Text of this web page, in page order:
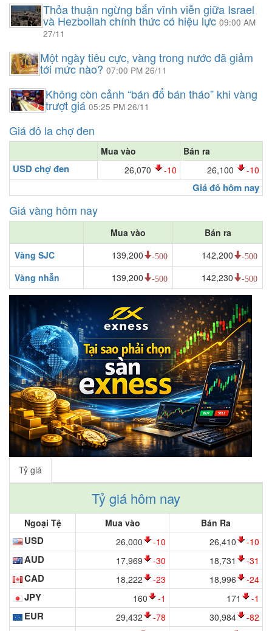
Thỏa thuận ngừng bắn vĩnh viễn giữa Israel
và Hezbollah chính thức có hiệu lực 09:00 AM
27/11
Một ngày tiêu cực, vàng trong nước đã giảm
tới mức nào? 07:00 PM 26/11
Không còn cảnh “bán đổ bán tháo” khi vàng
trượt giá 05:25 PM 26/11
Giá đô la chợ đen
Mua vào Bán ra
USD chợ đen 26,070 -10 26,100 -10
Giá đô hôm nay
Giá vàng hôm nay
Mua vào
Bán ra
Vàng SJC
139,200 -500 142,200 -500
Vàng nhẫn 139,200 -500 142,230 -500
Tỷ giá
Tỷ giá hôm nay
Ngoại Tệ Mua vào Bán Ra
USD 26,000 -10 26,410 -10
AUD 17,969 -30 18,731 -31
CAD 18,222 -23 18,996 -24
JPY 160 -1 171 -1
EUR 29,432 -78 30,984 -82